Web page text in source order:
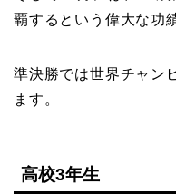
覇するという偉大な功
準決勝では世界チャン
ます。
高校3年生